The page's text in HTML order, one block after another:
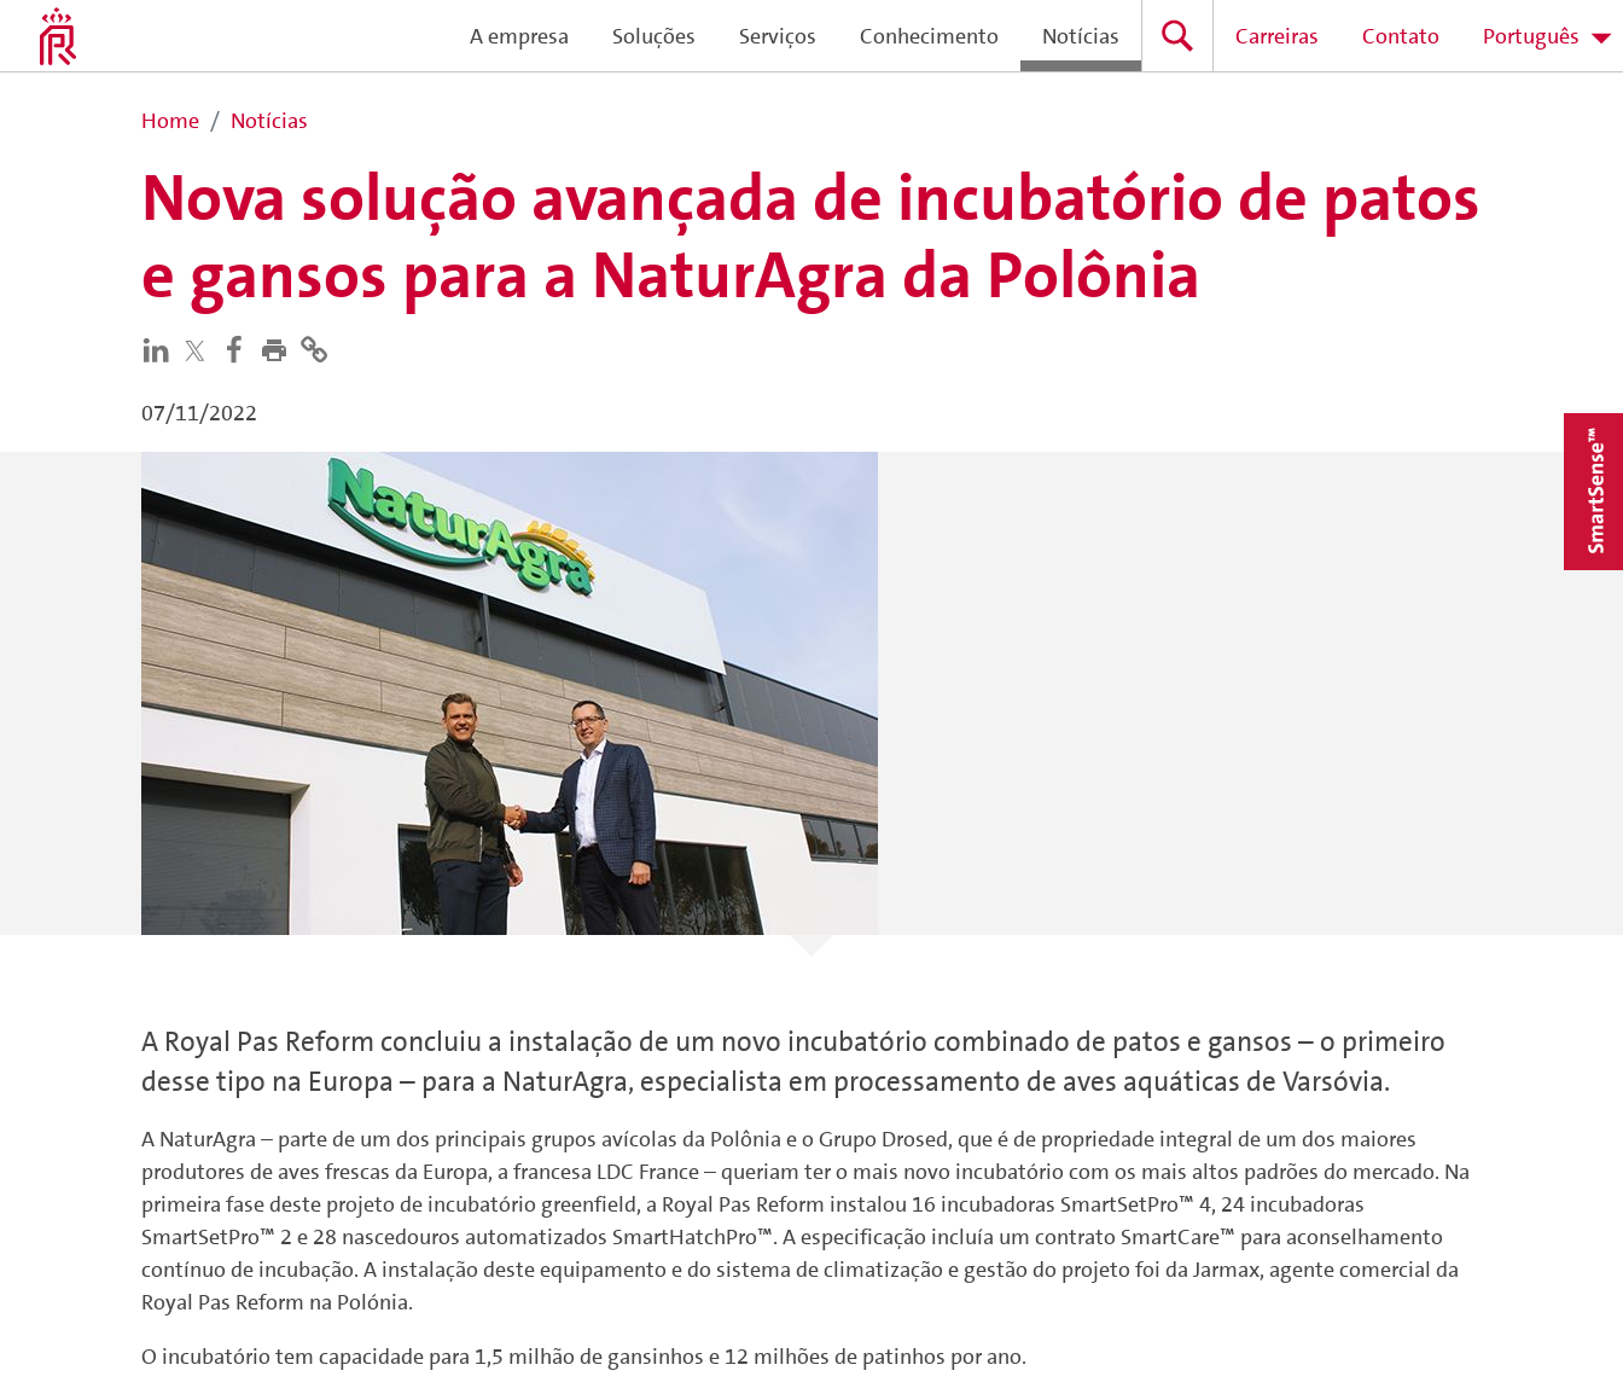
A empresa Soluções Serviços Conhecimento Notícias Carreiras Contato Português
Home Notícias
Nova solução avançada de incubatório de patos
e gansos para a NaturAgra da Polônia
07/11/2022
A Royal Pas Reform concluiu a instalação de um novo incubatório combinado de patos e gansos – o primeiro
desse tipo na Europa – para a NaturAgra, especialista em processamento de aves aquáticas de Varsóvia.
A NaturAgra – parte de um dos principais grupos avícolas da Polônia e o Grupo Drosed, que é de propriedade integral de um dos maiores
produtores de aves frescas da Europa, a francesa LDC France – queriam ter o mais novo incubatório com os mais altos padrões do mercado. Na
primeira fase deste projeto de incubatório greenfield, a Royal Pas Reform instalou 16 incubadoras SmartSetPro™ 4, 24 incubadoras
SmartSetPro™ 2 e 28 nascedouros automatizados SmartHatchPro™. A especificação incluía um contrato SmartCare™ para aconselhamento
contínuo de incubação. A instalação deste equipamento e do sistema de climatização e gestão do projeto foi da Jarmax, agente comercial da
Royal Pas Reform na Polónia.
O incubatório tem capacidade para 1,5 milhão de gansinhos e 12 milhões de patinhos por ano.